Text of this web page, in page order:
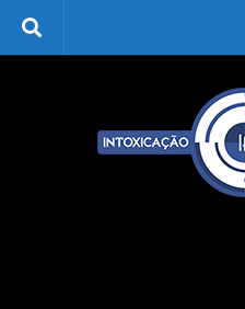
Skip to content